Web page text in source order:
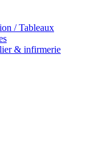
/ Tableaux
& infirmerie